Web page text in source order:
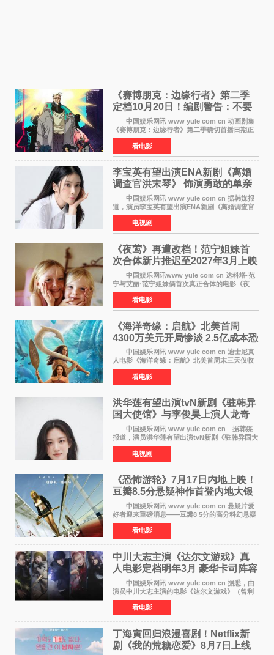
《赛博朋克：边缘行者》第二季
定档10月20日！编剧警告：不要
对角色投入太深
中国娱乐网讯 www yule com cn 动画剧集
《赛博朋克：边缘行者》第二季确切首播日期正
式敲定——将于10月20日在Netflix全球上线。此
前，Netflix韩国官方账号曾短暂出现这一日期信
息，随后迅
看电影
李宝英有望出演ENA新剧《离婚
调查官洪末琴》 饰演勇敢的单亲
妈妈家事调查官
中国娱乐网讯 www yule com cn 据韩媒报
道，演员李宝英有望出演ENA新剧《离婚调查官
洪末琴》女主角，引发观众期待。 李宝英在
剧中饰演家庭法院家事调查官洪末琴一角——即
使在极限状况
电视剧
《夜莺》再遭改档！范宁姐妹首
次合体新片推迟至2027年3月上映
中国娱乐网讯www yule com cn 达科塔·范
宁与艾丽·范宁姐妹俩首次真正合体的电影《夜
莺》再度改档，从原定的2027年2月12日推迟至
同年3月19日北美上映，片方希望借此利用春假档
期争取更多年轻
看电影
《海洋奇缘：启航》北美首周
4300万美元开局惨淡 2.5亿成本恐
巨亏1亿
中国娱乐网讯 www yule com cn 迪士尼真
人电影《海洋奇缘：启航》北美首周末三天仅收
4300万美元（开画3827馆），中国内地首周票房
仅840万元人民币，全球开画票房约9500万美
元，远低于业内
看电影
洪华莲有望出演tvN新剧《驻韩异
国大使馆》与李俊昊上演人龙奇
幻罗曼史
中国娱乐网讯 www yule com cn 据韩媒
报道，演员洪华莲有望出演tvN新剧《驻韩异国大
使馆》女主角，与李俊昊合作，引发观众期
待。 该剧讲述了一位因管理驻韩异国大使馆
（负责管理居住在大
电视剧
《恐怖游轮》7月17日内地上映！
豆瓣8.5分悬疑神作首登内地大银
中国娱乐网讯 www yule com cn 悬疑片爱
好者迎来重磅消息——豆瓣8 5分的高分科幻悬疑
电影《恐怖游轮》正式宣布定档7月17日在内地上
映。这部由英国导演克里斯托弗·史密斯执导、惊
悚片女王梅
看电影
中川大志主演《达尔文游戏》真
人电影定档明年3月 豪华卡司阵容
公开
中国娱乐网讯 www yule com cn 据悉，由
演员中川大志主演的电影《达尔文游戏》（曾利
文彦执导）将于明年3月12日上映，该消息于7月9
日公布。 本片为累计发行量突破1000万册的
同名漫画的真
看电影
丁海寅回归浪漫喜剧！Netflix新
剧《我的荒糖恋爱》8月7日上线